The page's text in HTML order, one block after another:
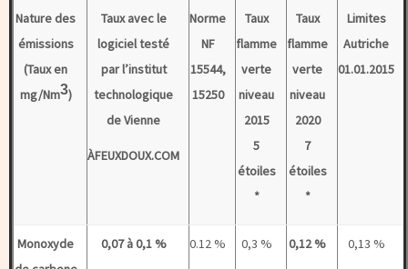
Nature des
émissions
(Taux en
mg/Nm3)
Taux avec le
logiciel testé
par l’institut
technologique
de Vienne
ÀFEUXDOUX.COM
Norme
NF
15544,
15250
Taux
flamme
verte
niveau
2015
5
étoiles
*
Taux
flamme
verte
niveau
2020
7
étoiles
*
Limites
Autriche
01.01.2015
Monoxyde
0,07 à 0,1 % 0.12 % 0,3 % 0,12 % 0,13 %